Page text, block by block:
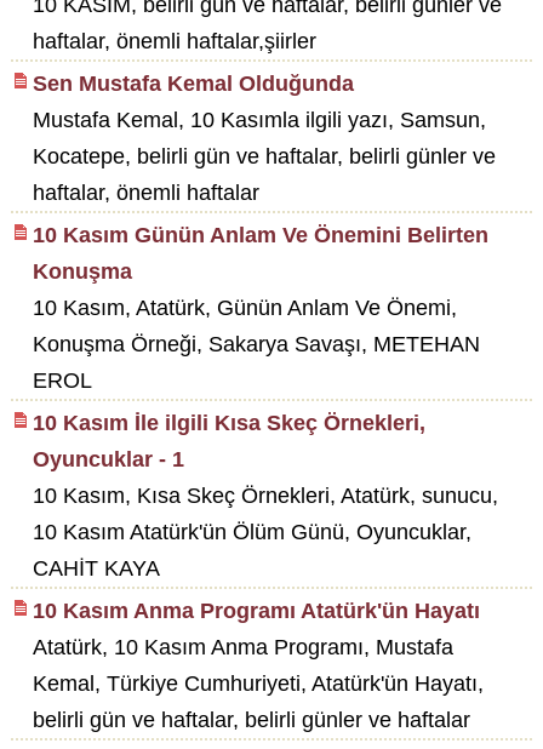
10 KASIM, belirli gün ve haftalar, belirli günler ve
haftalar, önemli haftalar,şiirler
Sen Mustafa Kemal Olduğunda
Mustafa Kemal, 10 Kasımla ilgili yazı, Samsun,
Kocatepe, belirli gün ve haftalar, belirli günler ve
haftalar, önemli haftalar
10 Kasım Günün Anlam Ve Önemini Belirten
Konuşma
10 Kasım, Atatürk, Günün Anlam Ve Önemi,
Konuşma Örneği, Sakarya Savaşı, METEHAN
EROL
10 Kasım İle ilgili Kısa Skeç Örnekleri,
Oyuncuklar - 1
10 Kasım, Kısa Skeç Örnekleri, Atatürk, sunucu,
10 Kasım Atatürk'ün Ölüm Günü, Oyuncuklar,
CAHİT KAYA
10 Kasım Anma Programı Atatürk'ün Hayatı
Atatürk, 10 Kasım Anma Programı, Mustafa
Kemal, Türkiye Cumhuriyeti, Atatürk'ün Hayatı,
belirli gün ve haftalar, belirli günler ve haftalar